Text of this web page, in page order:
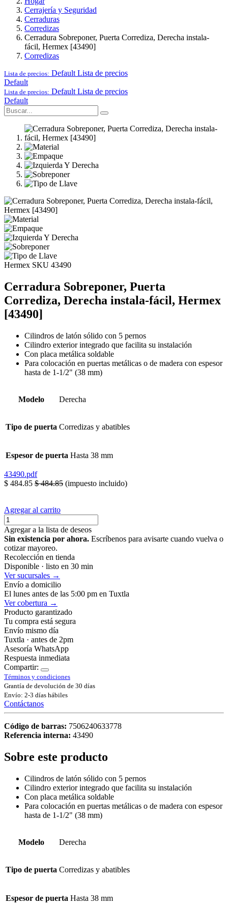
Cerrajería y Seguridad
Cerraduras
Corredizas
Cerradura Sobreponer, Puerta Corrediza, Derecha instala-
fácil, Hermex [43490]
Corredizas
Lista de precios: Default Lista de precios
Default
Lista de precios: Default Lista de precios
Default
Hermex SKU 43490
Cerradura Sobreponer, Puerta
Corrediza, Derecha instala-fácil, Hermex
[43490]
Cilindros de latón sólido con 5 pernos
Cilindro exterior integrado que facilita su instalación
Con placa metálica soldable
Para colocación en puertas metálicas o de madera con espesor
hasta de 1-1/2" (38 mm)
Modelo Derecha
Tipo de puerta Corredizas y abatibles
Espesor de puerta Hasta 38 mm
43490.pdf
$ 484.85 $484.85 (impuesto incluido)
Agregar al carrito
Agregar a la lista de deseos
Sin existencia por ahora. Escríbenos para avisarte cuando vuelva o
cotizar mayoreo.
Recolección en tienda
Disponible · listo en 30 min
Ver sucursales →
Envío a domicilio
El lunes antes de las 5:00 pm en Tuxtla
Ver cobertura →
Producto garantizado
Tu compra está segura
Envío mismo día
Tuxtla · antes de 2pm
Asesoría WhatsApp
Respuesta inmediata
Compartir:
Términos y condiciones
Grantía de devolución de 30 días
Envío: 2-3 días hábiles
Contáctanos
Código de barras: 7506240633778
Referencia interna: 43490
Sobre este producto
Cilindros de latón sólido con 5 pernos
Cilindro exterior integrado que facilita su instalación
Con placa metálica soldable
Para colocación en puertas metálicas o de madera con espesor
hasta de 1-1/2" (38 mm)
Modelo Derecha
Tipo de puerta Corredizas y abatibles
Espesor de puerta Hasta 38 mm